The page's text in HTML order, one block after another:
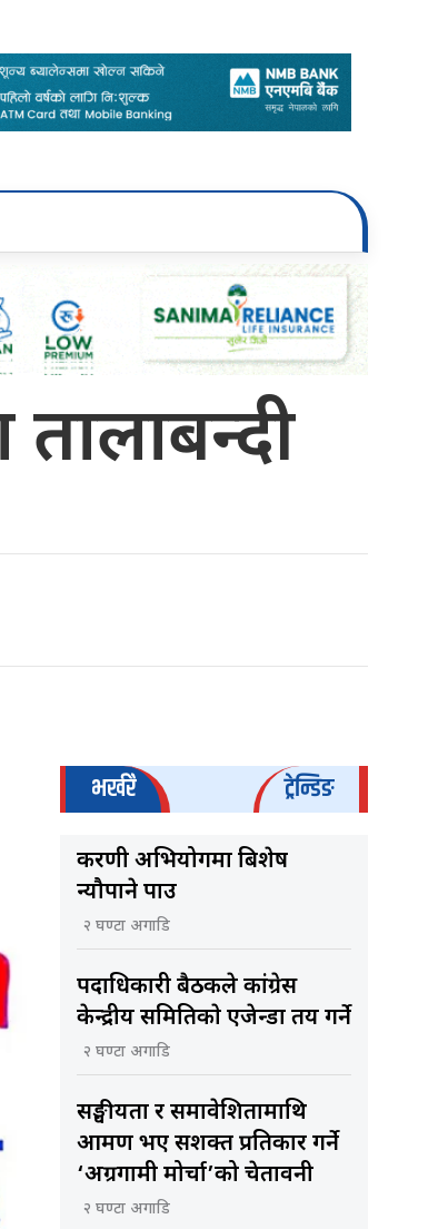
भर्खरै ट्रेन्डिङ
करणी अभियोगमा बिशेष
न्यौपाने पक्राउ
२ घण्टा अगाडि
पदाधिकारी बैठकले कांग्रेस
केन्द्रीय समितिकाे एजेन्डा तय गर्ने
२ घण्टा अगाडि
सङ्घीयता र समावेशितामाथि
आक्रमण भए सशक्त प्रतिकार गर्ने
‘अग्रगामी मोर्चा’को चेतावनी
२ घण्टा अगाडि